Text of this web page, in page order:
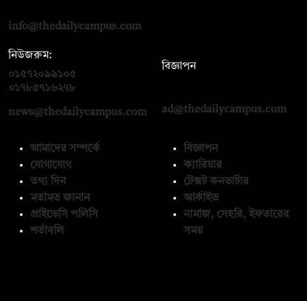
info@thedailycampus.com
নিউজরুম:
০১৫৭২০৯৯১০৫
০১৭৮৫৭১৬২৭৮
news@thedailycampus.com
বিজ্ঞাপন
ad@thedailycampus.com
আমাদের সম্পর্কে
যোগাযোগ
তথ্য দিন
মতামত জানান
প্রাইভেসি পলিসি
শর্তাবলি
বিজ্ঞাপন
ক্যারিয়ার
টেক্সট কনভার্টার
আর্কাইভ
নামাজ, সেহরি, ইফতারের
সময়